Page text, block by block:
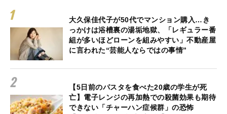
大久保佳代子が50代でマンション購入…き
っかけは浴槽裏の湯垢地獄、「レギュラー番
組が多いほどローンを組みやすい」不動産屋
に言われた“芸能人ならではの事情”
【5日前のパスタを食べた20歳の学生が死
亡】電子レンジの再加熱での殺菌効果も期待
できない「チャーハン症候群」の恐怖